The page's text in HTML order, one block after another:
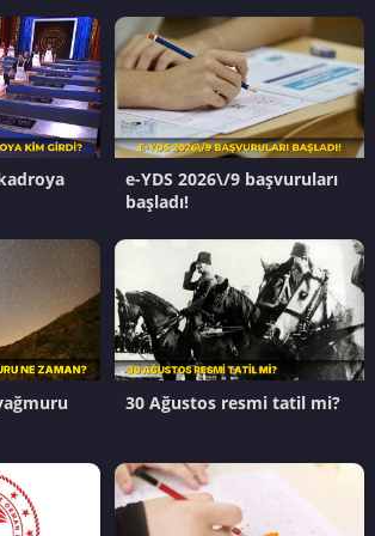
e-YDS 2026\/9 başvuruları
başladı!
30 Ağustos resmi tatil mi?